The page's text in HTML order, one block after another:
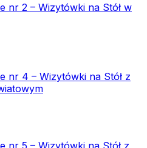
nr 2 – Wizytówki na Stół w
nr 4 – Wizytówki na Stół z
nr 5 – Wizytówki na Stół z